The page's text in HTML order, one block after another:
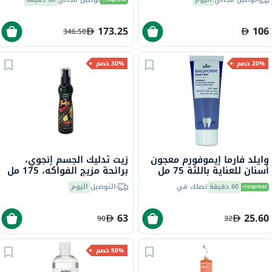
106
173.25
346.50
20% خصم
وايلد فارما إيموفورم معجون
أسنان للعناية باللثة 75 مل
60 دقيقة تصلك في
25.60
32
30% خصم
زيت تدليك الجسم إنجوي،
برائحة مزيج الفواكه، 175 مل
التوصيل اليوم
63
90
50% خصم